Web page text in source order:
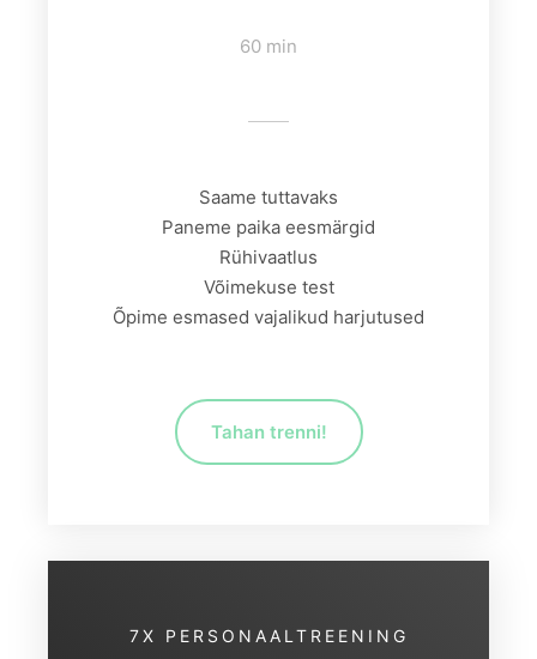
60 min
Saame tuttavaks
Paneme paika eesmärgid
Rühivaatlus
Võimekuse test
Õpime esmased vajalikud harjutused
Tahan trenni!
7X PERSONAALTREENING